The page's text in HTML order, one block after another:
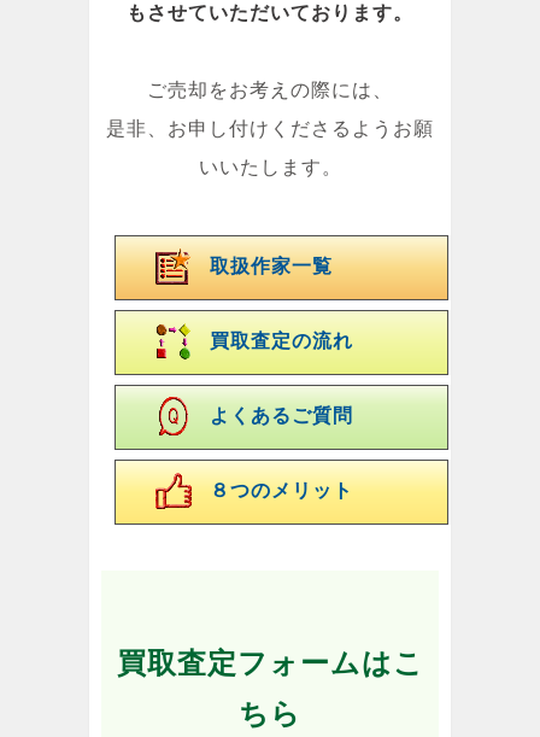
もさせていただいております。
ご売却をお考えの際には、
是非、お申し付けくださるようお願
いいたします。
取扱作家一覧
買取査定の流れ
よくあるご質問
８つのメリット
買取査定フォームはこ
ちら